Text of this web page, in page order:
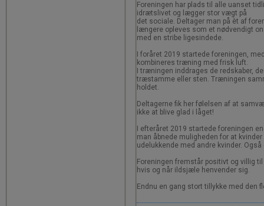
Foreningen har plads til alle uanset
idrætslivet og lægger stor vægt på
det sociale. Deltager man på èt af
længere opleves som et nødvendigt
med en stribe ligesindede.
I foråret 2019 startede foreningen,
kombineres træning med frisk luft.
I træningen inddrages de redskaber,
træstamme eller sten. Træningen
holdet.
Deltagerne fik her følelsen af at
ikke at blive glad i låget!
I efteråret 2019 startede foreningen
man åbnede muligheden for at
udelukkende med andre kvinder.
Foreningen fremstår positivt og villig
hvis og når ildsjæle henvender sig.
Endnu en gang stort tillykke med den